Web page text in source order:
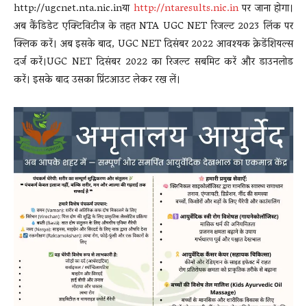
http://ugcnet.nta.nic.inयाhttp://ntaresults.nic.inपर जाना होगा।
अब कैंडिडेट एक्टिविटीज के तहत NTA UGC NET रिजल्ट 2023 लिंक पर
क्लिक करें। अब इसके बाद, UGC NET दिसंबर 2022 आवश्यक क्रेडेंशियल्स
दर्ज करें।UGC NET दिसंबर 2022 का रिजल्ट सबमिट करें और डाउनलोड
करें। इसके बाद उसका प्रिंटआउट लेकर रख लें।